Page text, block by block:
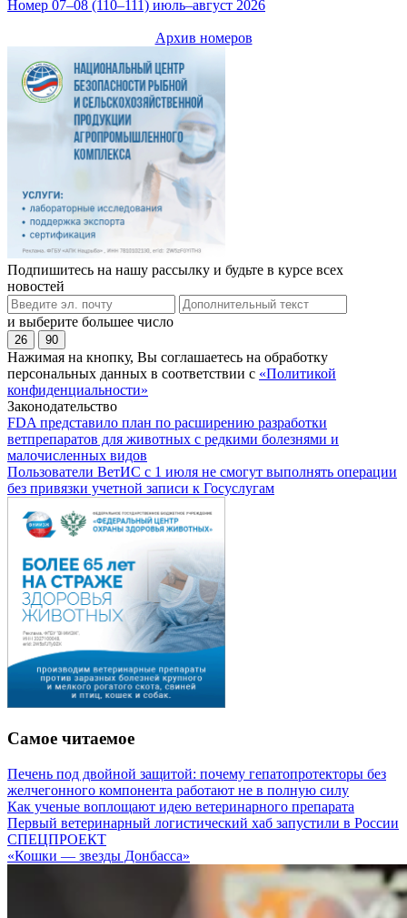
Номер 07–08 (110–111) июль–август 2026
Архив номеров
Подпишитесь на нашу рассылку и будьте в курсе всех
новостей
и выберите большее число
26 90
Нажимая на кнопку, Вы соглашаетесь на обработку
персональных данных в соответствии с «Политикой
конфиденциальности»
Законодательство
FDA представило план по расширению разработки
ветпрепаратов для животных с редкими болезнями и
малочисленных видов
Пользователи ВетИС с 1 июля не смогут выполнять операции
без привязки учетной записи к Госуслугам
Самое читаемое
Печень под двойной защитой: почему гепатопротекторы без
желчегонного компонента работают не в полную силу
Как ученые воплощают идею ветеринарного препарата
Первый ветеринарный логистический хаб запустили в России
СПЕЦПРОЕКТ
«Кошки — звезды Донбасса»